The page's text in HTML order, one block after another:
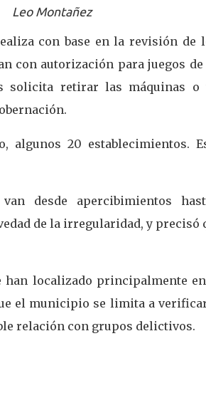
Leo Montañez
con base en la revisión de
con autorización para juegos
solicita retirar las máquinas
algunos 20 establecimientos.
desde apercibimientos
de la irregularidad, y precisó
han localizado principalmente
el municipio se limita a
relación con grupos delictivos.